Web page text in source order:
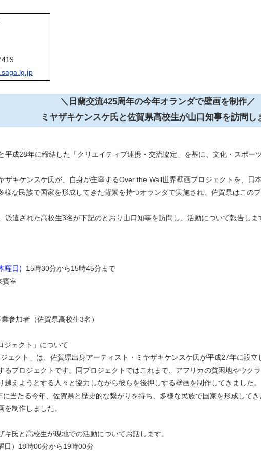
＼日蘭交流425周年の今年オランダで壁画を制作／
ミヤザキケンスケ氏と佐賀県高校生が山口知事を訪問し
平成28年に締結した「クリエイティブ連携・交流協定」を基に、文化・スポー
ザキケンスケ氏が、自身が主宰するOver the Wall世界壁画プロジェクトを、日
様な⺠族で国家を形成してきた背景を持つオランダで実施され、佐賀県はこの
派遣された高校生3名が下記のとおり山口知事を訪問し、活動について報告しま
日） 15時30分から15時45分まで
室
参加者（佐賀県高校生3名）
ェクト」について
ェクト」は、佐賀県出身アーティスト・ミヤザキケンスケ氏が平成27年に設立
るプロジェクトです。同プロジェクトではこれまで、アフリカの貧困地やウク
えようとする人々と協⼒しながら彼らを後押しする壁画を制作してきました。
当たる今年、佐賀県と歴史的な繋がりを持ち、多様な⺠族で国家を形成して
制作しました。
氏と高校生が現地での活動についてお話します。
日）18時00分から19時00分